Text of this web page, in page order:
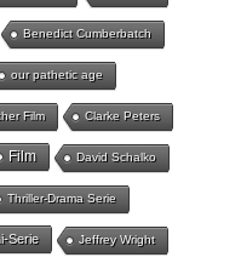
Benedict Cumberbatch
our pathetic age
Film Clarke Peters
Film David Schalko
Thriller-Drama Serie
Serie Jeffrey Wright